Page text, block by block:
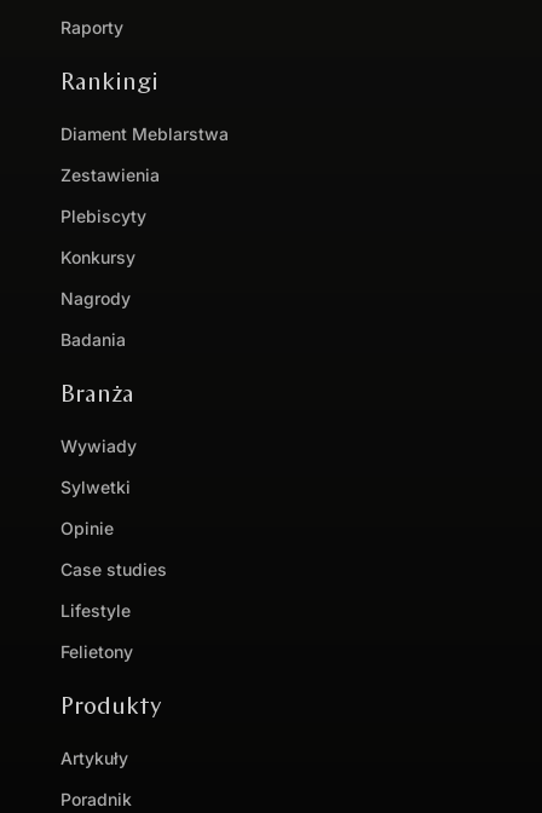
Raporty
Rankingi
Diament Meblarstwa
Zestawienia
Plebiscyty
Konkursy
Nagrody
Badania
Branża
Wywiady
Sylwetki
Opinie
Case studies
Lifestyle
Felietony
Produkty
Artykuły
Poradnik